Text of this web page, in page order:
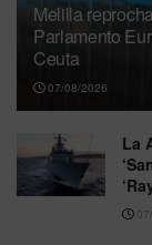
Melilla
Parlamento
Ceuta
07/08/2026
La